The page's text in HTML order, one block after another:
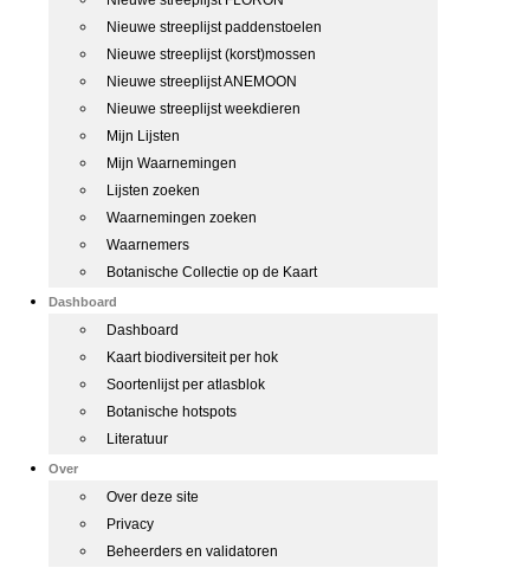
Nieuwe streeplijst paddenstoelen
Nieuwe streeplijst (korst)mossen
Nieuwe streeplijst ANEMOON
Nieuwe streeplijst weekdieren
Mijn Lijsten
Mijn Waarnemingen
Lijsten zoeken
Waarnemingen zoeken
Waarnemers
Botanische Collectie op de Kaart
Dashboard
Dashboard
Kaart biodiversiteit per hok
Soortenlijst per atlasblok
Botanische hotspots
Literatuur
Over
Over deze site
Privacy
Beheerders en validatoren